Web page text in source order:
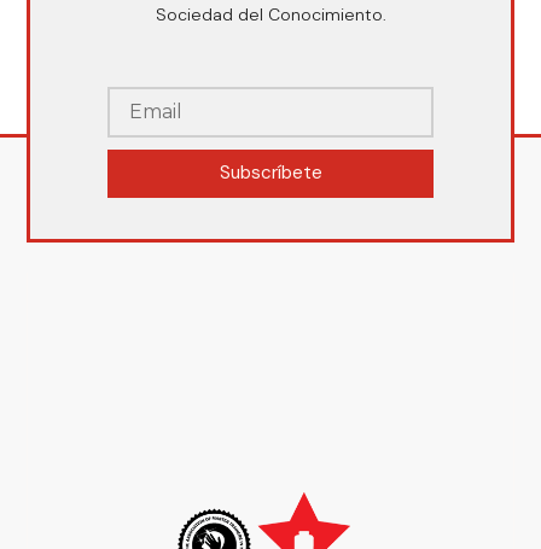
Sociedad del Conocimiento.
Subscríbete